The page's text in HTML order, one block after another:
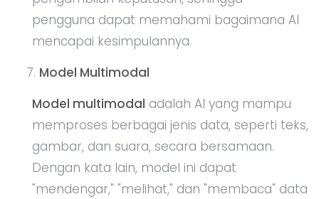
pengguna dapat memahami bagaimana AI
mencapai kesimpulannya.
Model Multimodal
Model multimodal adalah AI yang mampu
memproses berbagai jenis data, seperti teks,
gambar, dan suara, secara bersamaan.
Dengan kata lain, model ini dapat
"mendengar," "melihat," dan "membaca" data